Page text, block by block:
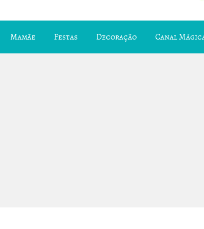
Mamãe Festas Decoração Canal